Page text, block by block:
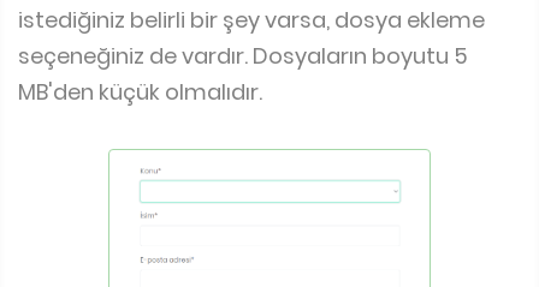
istediğiniz belirli bir şey varsa, dosya ekleme
seçeneğiniz de vardır. Dosyaların boyutu 5
MB'den küçük olmalıdır.